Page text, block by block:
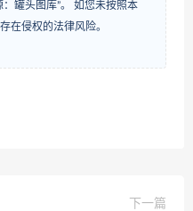
罐头图库”。 如您未按照本
在侵权的法律风险。
下一篇